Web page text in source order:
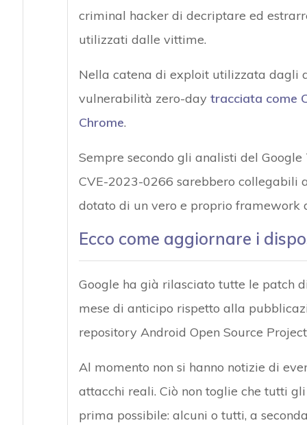
criminal hacker di decriptare ed
utilizzati dalle vittime.
Nella catena di exploit utilizzata dagli
vulnerabilità zero-day tracciata come
Chrome.
Sempre secondo gli analisti del
CVE-2023-0266 sarebbero collegabili
dotato di un vero e proprio framework
Ecco come aggiornare i
Google ha già rilasciato tutte le patch
mese di anticipo rispetto alla
repository Android Open Source Project
Al momento non si hanno notizie di
attacchi reali. Ciò non toglie che tutti
prima possibile: alcuni o tutti, a